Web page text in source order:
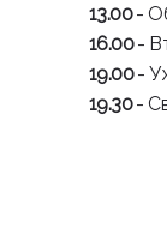
13.00-
16.00-
19.00-
19.30-